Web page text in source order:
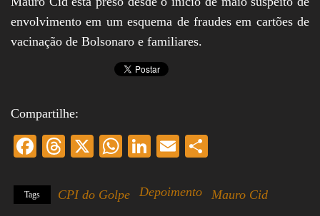
envolvimento em um esquema de fraudes em cartões de
vacinação de Bolsonaro e familiares.
Compartilhe:
Fa
bo
T
ea
X
W
ts
Li
ed
E
ail re
Tags CPI do Golpe Depoimento Mauro Cid